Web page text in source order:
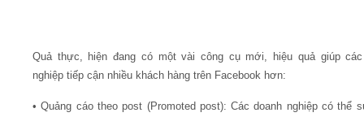
Quả thực, hiện đang có một vài công cụ mới, hiệu quả giúp các
nghiệp tiếp cận nhiều khách hàng trên Facebook hơn:
• Quảng cáo theo post (Promoted post): Các doanh nghiệp có thể